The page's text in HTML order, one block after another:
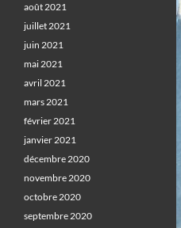
août 2021
juillet 2021
juin 2021
mai 2021
avril 2021
mars 2021
février 2021
janvier 2021
décembre 2020
novembre 2020
octobre 2020
septembre 2020